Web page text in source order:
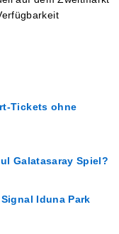
Tickets ohne
Galatasaray Spiel?
Iduna Park